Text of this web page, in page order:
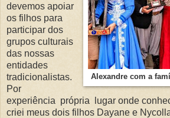
Alexandre com a
devemos apoiar
os filhos para
participar dos
grupos culturais
das nossas
entidades
tradicionalistas.
Por
experiência própria lugar onde
criei meus dois filhos Dayane e